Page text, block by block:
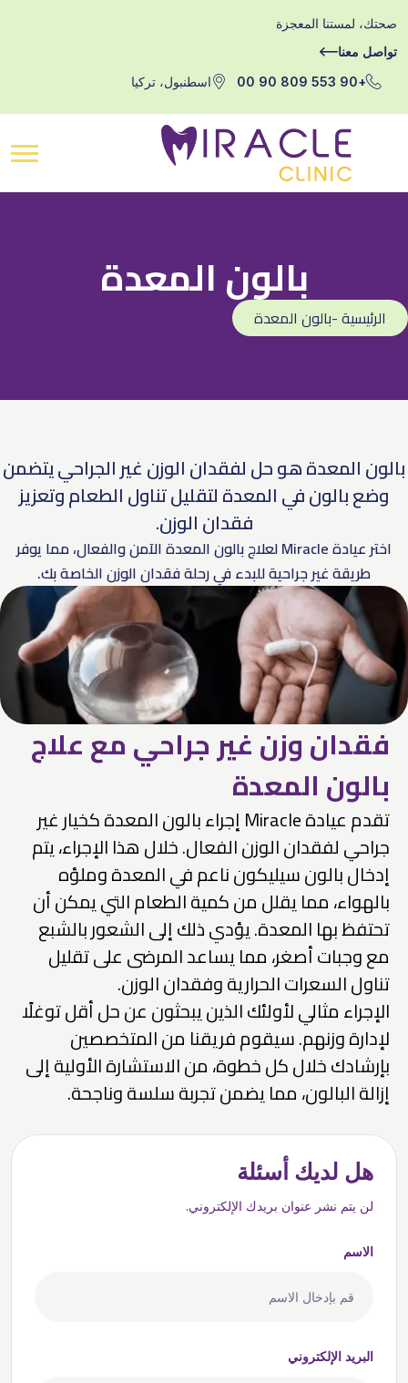
صحتك، لمستنا المعجزة
تواصل معنا
+90 553 809 90 00
اسطنبول، تركيا
بالون المعدة
الرئيسية -بالون المعدة
بالون المعدة هو حل لفقدان الوزن غير الجراحي يتضمن
وضع بالون في المعدة لتقليل تناول الطعام وتعزيز
فقدان الوزن.
اختر عيادة Miracle لعلاج بالون المعدة الآمن والفعال، مما يوفر
طريقة غير جراحية للبدء في رحلة فقدان الوزن الخاصة بك.
فقدان وزن غير جراحي مع علاج
بالون المعدة
تقدم عيادة Miracle إجراء بالون المعدة كخيار غير
جراحي لفقدان الوزن الفعال. خلال هذا الإجراء، يتم
إدخال بالون سيليكون ناعم في المعدة وملؤه
بالهواء، مما يقلل من كمية الطعام التي يمكن أن
تحتفظ بها المعدة. يؤدي ذلك إلى الشعور بالشبع
مع وجبات أصغر، مما يساعد المرضى على تقليل
تناول السعرات الحرارية وفقدان الوزن.
الإجراء مثالي لأولئك الذين يبحثون عن حل أقل توغلًا
لإدارة وزنهم. سيقوم فريقنا من المتخصصين
بإرشادك خلال كل خطوة، من الاستشارة الأولية إلى
إزالة البالون، مما يضمن تجربة سلسة وناجحة.
هل لديك أسئلة
لن يتم نشر عنوان بريدك الإلكتروني.
الاسم
البريد الإلكتروني